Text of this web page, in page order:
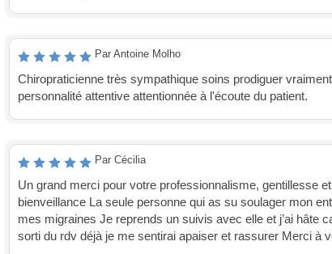
Par Antoine Molho
Chiropraticienne très sympathique soins prodiguer
personnalité attentive attentionnée à l'écoute du patient.
Par Cécilia
Un grand merci pour votre professionnalisme, gentillesse
bienveillance La seule personne qui as su soulager mon
mes migraines Je reprends un suivis avec elle et j’ai hâte
sorti du rdv déjà je me sentirai apaiser et rassurer Merci à